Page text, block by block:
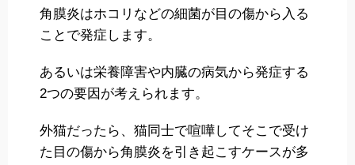
角膜炎はホコリなどの細菌が目の傷から入る
ことで発症します。
あるいは栄養障害や内臓の病気から発症する
2つの要因が考えられます。
外猫だったら、猫同士で喧嘩してそこで受け
た目の傷から角膜炎を引き起こすケースが多